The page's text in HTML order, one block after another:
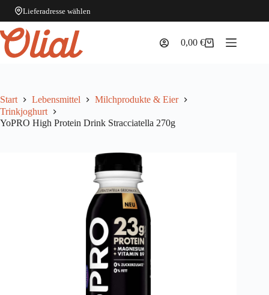
Lieferadresse wählen
Zum
Inhalt
springen
Warenkorb
0,00€
Start Lebensmittel
Milchprodukte & Eier
Trinkjoghurt
YoPRO High Protein Drink Stracciatella 270g